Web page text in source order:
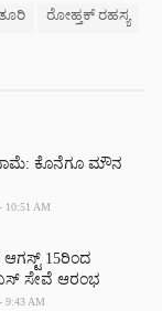
ರೋಹ್ತಕ್ ರಹಸ್ಯ
ಕೊನೆಗೂ ಮೌನ
10:51 AM
15ರಿಂದ
ಸೇವೆ ಆರಂಭ
9:43 AM